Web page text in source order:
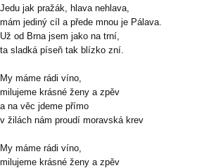
Jedu jak pražák, hlava nehlava,
mám jediný cíl a přede mnou je Pálava.
Už od Brna jsem jako na trní,
ta sladká píseň tak blízko zní.
My máme rádi víno,
milujeme krásné ženy a zpěv
a na věc jdeme přímo
v žilách nám proudí moravská krev
My máme rádi víno,
milujeme krásné ženy a zpěv